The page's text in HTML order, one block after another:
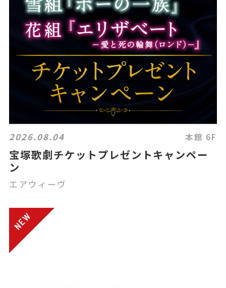
2026.08.04 本館 6F
宝塚歌劇チケットプレゼントキャンペー
ン
エアウィーヴ